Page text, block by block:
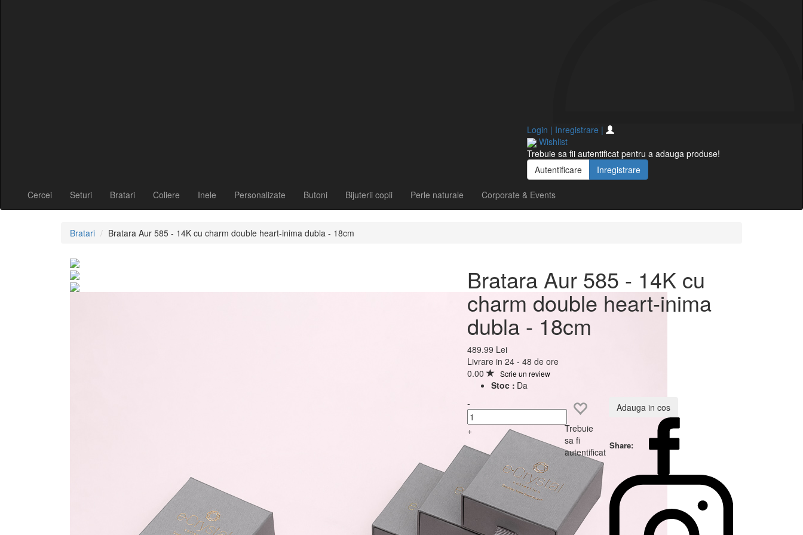
Login | Inregistrare |
Wishlist
Trebuie sa fii autentificat pentru a adauga produse!
Autentificare
Inregistrare
Cercei Seturi Bratari Coliere Inele Personalizate Butoni Bijuterii copii Perle naturale Corporate & Events
Bratari Bratara Aur 585 - 14K cu charm double heart-inima dubla - 18cm
Bratara Aur 585 - 14K cu
charm double heart-inima
Bratara Aur 585 - 14K cu
charm double heart-inima
dubla - 18cm
489.99 Lei
Livrare in 24 - 48 de ore
0.00
Scrie un review
Stoc : Da
-
+
Trebuie
sa fi
autentificat
Adauga in cos
Share: